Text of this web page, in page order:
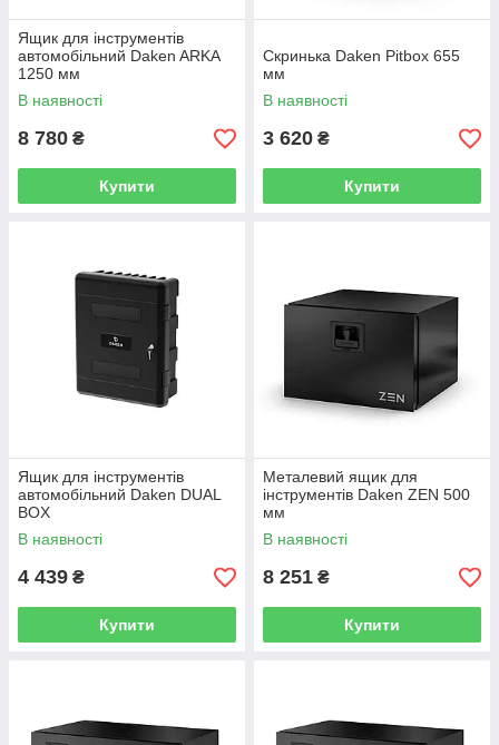
Ящик для інструментів
автомобільний Daken ARKA
1250 мм
В наявності
8 780 ₴
Купити
Скринька Daken Pitbox 655
мм
В наявності
3 620 ₴
Купити
Ящик для інструментів
автомобільний Daken DUAL
BOX
В наявності
4 439 ₴
Купити
Металевий ящик для
інструментів Daken ZEN 500
мм
В наявності
8 251 ₴
Купити